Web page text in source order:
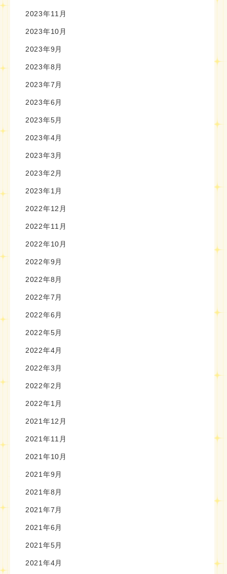
2023年11月
2023年10月
2023年9月
2023年8月
2023年7月
2023年6月
2023年5月
2023年4月
2023年3月
2023年2月
2023年1月
2022年12月
2022年11月
2022年10月
2022年9月
2022年8月
2022年7月
2022年6月
2022年5月
2022年4月
2022年3月
2022年2月
2022年1月
2021年12月
2021年11月
2021年10月
2021年9月
2021年8月
2021年7月
2021年6月
2021年5月
2021年4月